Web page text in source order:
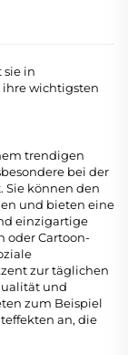
sie in
wichtigsten
trendigen
bei der
Sie können den
und bieten eine
einzigartige
oder Cartoon-
zur täglichen
und
zum Beispiel
an, die